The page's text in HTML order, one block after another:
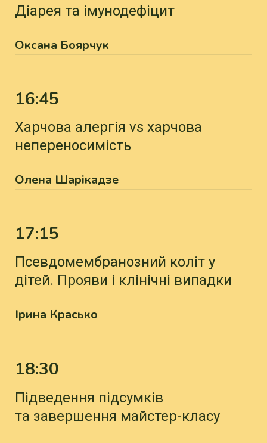
Діарея та імунодефіцит
Оксана Боярчук
16:45
Харчова алергія vs харчова
непереносимість
Олена Шарікадзе
17:15
Псевдомембранозний коліт у
дітей. Прояви і клінічні випадки
Ірина Красько
18:30
Підведення підсумків
та завершення майстер-класу